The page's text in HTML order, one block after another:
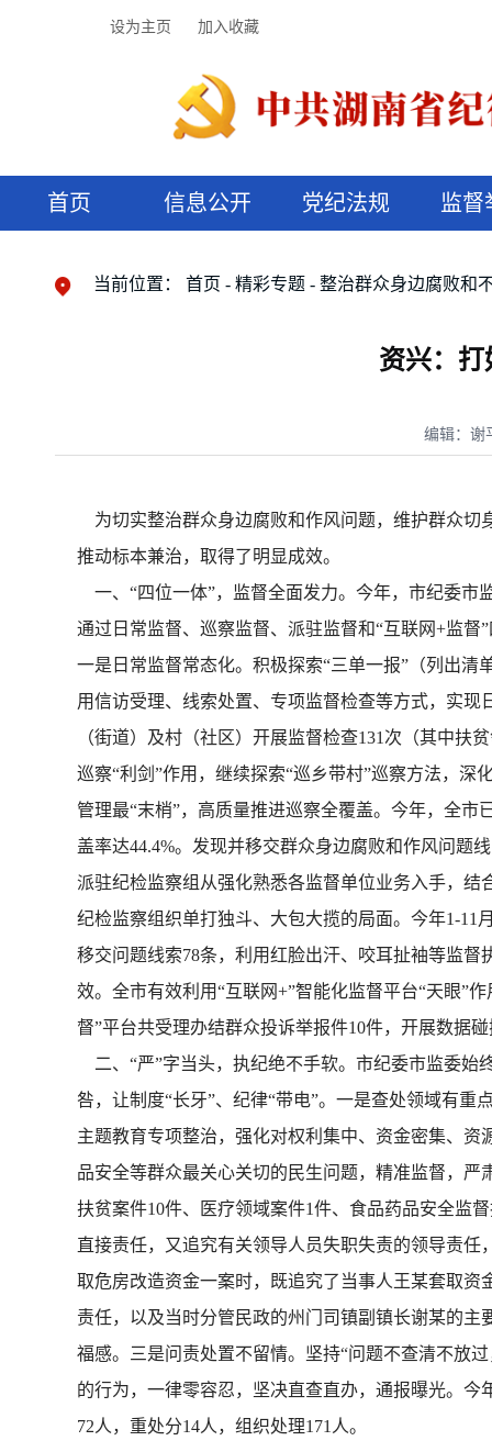
设为主页 加入收藏
首页 信息公开 党纪法规 监督
当前位置： 首页 精彩专题 整治群众身边腐败和
资兴：
编辑：谢
为切实整治群众身边腐败和作风问题，维护群众切
推动标本兼治，取得了明显成效。
一、“四位一体”，监督全面发力。今年，市纪委市
通过日常监督、巡察监督、派驻监督和“互联网+监
一是日常监督常态化。积极探索“三单一报”（列出
用信访受理、线索处置、专项监督检查等方式，实
（街道）及村（社区）开展监督检查131次（其中扶
巡察“利剑”作用，继续探索“巡乡带村”巡察方法，
管理最“末梢”，高质量推进巡察全覆盖。今年，全市
盖率达44.4%。发现并移交群众身边腐败和作风问题
派驻纪检监察组从强化熟悉各监督单位业务入手，
纪检监察组织单打独斗、大包大揽的局面。今年1-11
移交问题线索78条，利用红脸出汗、咬耳扯袖等监
效。全市有效利用“互联网+”智能化监督平台“天眼”
督”平台共受理办结群众投诉举报件10件，开展数据
二、“严”字当头，执纪绝不手软。市纪委市监委始
咎，让制度“长牙”、纪律“带电”。一是查处领域有
主题教育专项整治，强化对权利集中、资金密集、
品安全等群众最关心关切的民生问题，精准监督，
扶贫案件10件、医疗领域案件1件、食品药品安全监
直接责任，又追究有关领导人员失职失责的领导责任
取危房改造资金一案时，既追究了当事人王某套取
责任，以及当时分管民政的州门司镇副镇长谢某的
福感。三是问责处置不留情。坚持“问题不查清不放
的行为，一律零容忍，坚决直查直办，通报曝光。今
72人，重处分14人，组织处理171人。